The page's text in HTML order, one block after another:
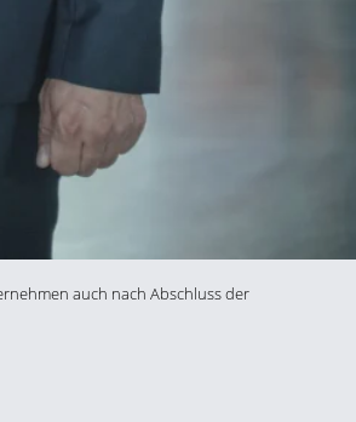
auch nach Abschluss der